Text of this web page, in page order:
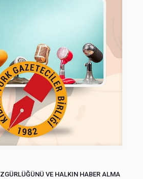
VE HALKIN HABER ALMA